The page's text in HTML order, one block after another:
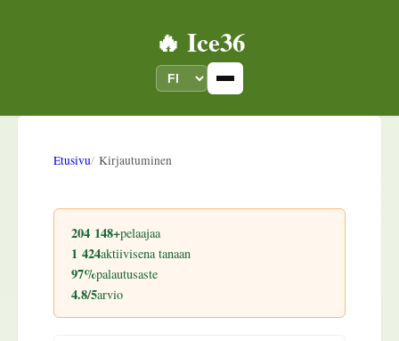
🔥 Ice36
Etusivu Kirjautuminen
204 148+pelaajaa
1 424aktiivisena tanaan
97%palautusaste
4.8/5arvio